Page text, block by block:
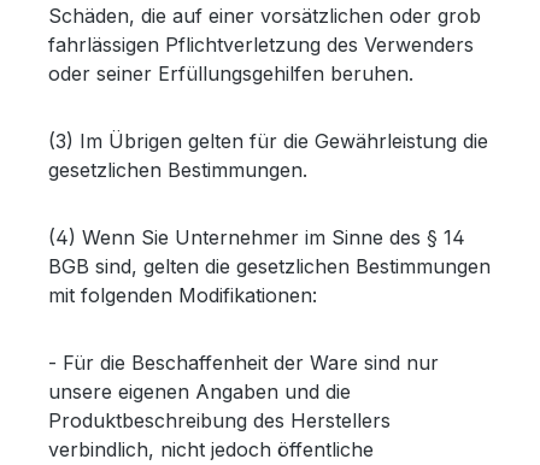
Schäden, die auf einer vorsätzlichen oder grob
fahrlässigen Pflichtverletzung des Verwenders
oder seiner Erfüllungsgehilfen beruhen.
(3) Im Übrigen gelten für die Gewährleistung die
gesetzlichen Bestimmungen.
(4) Wenn Sie Unternehmer im Sinne des § 14
BGB sind, gelten die gesetzlichen Bestimmungen
mit folgenden Modifikationen:
- Für die Beschaffenheit der Ware sind nur
unsere eigenen Angaben und die
Produktbeschreibung des Herstellers
verbindlich, nicht jedoch öffentliche